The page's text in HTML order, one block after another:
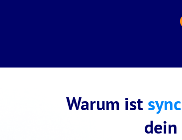
Warum ist